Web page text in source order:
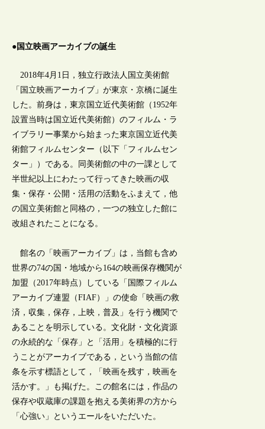
●国立映画アーカイブの誕生
2018年4月1日，独立行政法人国立美術館
「国立映画アーカイブ」が東京・京橋に誕生
した。前身は，東京国立近代美術館（1952年
設置当時は国立近代美術館）のフィルム・ラ
イブラリー事業から始まった東京国立近代美
術館フィルムセンター（以下「フィルムセン
ター」）である。同美術館の中の一課として
半世紀以上にわたって行ってきた映画の収
集・保存・公開・活用の活動をふまえて，他
の国立美術館と同格の，一つの独立した館に
改組されたことになる。
館名の「映画アーカイブ」は，当館も含め
世界の74の国・地域から164の映画保存機関が
加盟（2017年時点）している「国際フィルム
アーカイブ連盟（FIAF）」の使命「映画の救
済，収集，保存，上映，普及」を行う機関で
あることを明示している。文化財・文化資源
の永続的な「保存」と「活用」を積極的に行
うことがアーカイブである，という当館の信
条を示す標語として，「映画を残す，映画を
活かす。」も掲げた。この館名には，作品の
保存や収蔵庫の課題を抱える美術界の方から
「心強い」というエールをいただいた。